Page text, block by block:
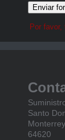
Por
Santo
64620